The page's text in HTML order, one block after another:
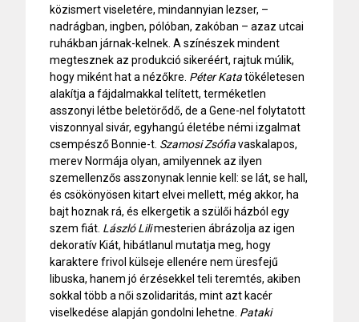
közismert viseletére, mindannyian lezser, –
nadrágban, ingben, pólóban, zakóban – azaz utcai
ruhákban járnak-kelnek. A színészek mindent
megtesznek az produkció sikeréért, rajtuk múlik,
hogy miként hat a nézőkre. Péter Katatökéletesen
alakítja a fájdalmakkal telített, terméketlen
asszonyi létbe beletörődő, de a Gene-nel folytatott
viszonnyal sivár, egyhangú életébe némi izgalmat
csempésző Bonnie-t. Szamosi Zsófiavaskalapos,
merev Normája olyan, amilyennek az ilyen
szemellenzős asszonynak lennie kell: se lát, se hall,
és csökönyösen kitart elvei mellett, még akkor, ha
bajt hoznak rá, és elkergetik a szülői házból egy
szem fiát. László Lilimesterien ábrázolja az igen
dekoratív Kiát, hibátlanul mutatja meg, hogy
karaktere frivol külseje ellenére nem üresfejű
libuska, hanem jó érzésekkel teli teremtés, akiben
sokkal több a női szolidaritás, mint azt kacér
viselkedése alapján gondolni lehetne. Pataki